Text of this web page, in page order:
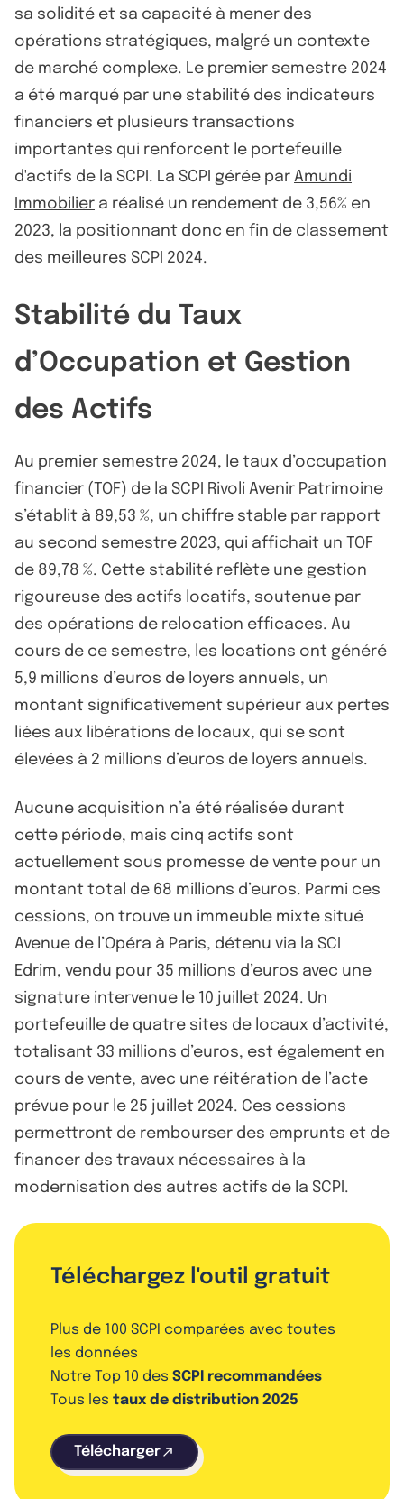
sa solidité et sa capacité à mener des
opérations stratégiques, malgré un contexte
de marché complexe. Le premier semestre 2024
a été marqué par une stabilité des indicateurs
financiers et plusieurs transactions
importantes qui renforcent le portefeuille
d'actifs de la SCPI. La SCPI gérée par Amundi
Immobilier a réalisé un rendement de 3,56% en
2023, la positionnant donc en fin de classement
des meilleures SCPI 2024.
Stabilité du Taux
d’Occupation et Gestion
des Actifs
Au premier semestre 2024, le taux d’occupation
financier (TOF) de la SCPI Rivoli Avenir Patrimoine
s’établit à 89,53 %, un chiffre stable par rapport
au second semestre 2023, qui affichait un TOF
de 89,78 %. Cette stabilité reflète une gestion
rigoureuse des actifs locatifs, soutenue par
des opérations de relocation efficaces. Au
cours de ce semestre, les locations ont généré
5,9 millions d’euros de loyers annuels, un
montant significativement supérieur aux pertes
liées aux libérations de locaux, qui se sont
élevées à 2 millions d’euros de loyers annuels.
Aucune acquisition n’a été réalisée durant
cette période, mais cinq actifs sont
actuellement sous promesse de vente pour un
montant total de 68 millions d’euros. Parmi ces
cessions, on trouve un immeuble mixte situé
Avenue de l’Opéra à Paris, détenu via la SCI
Edrim, vendu pour 35 millions d’euros avec une
signature intervenue le 10 juillet 2024. Un
portefeuille de quatre sites de locaux d’activité,
totalisant 33 millions d’euros, est également en
cours de vente, avec une réitération de l’acte
prévue pour le 25 juillet 2024. Ces cessions
permettront de rembourser des emprunts et de
financer des travaux nécessaires à la
modernisation des autres actifs de la SCPI.
Téléchargez l'outil gratuit
Plus de 100 SCPI comparées avec toutes
les données
Notre Top 10 des SCPI recommandées
Tous les taux de distribution 2025
Télécharger